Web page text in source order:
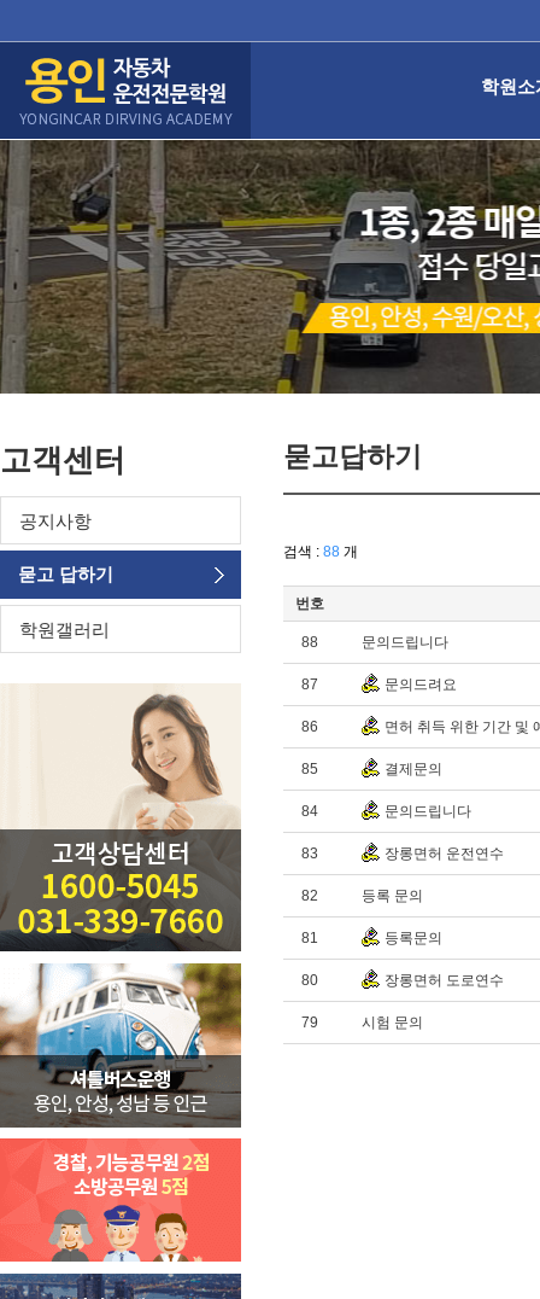
학원소
고객센터
공지사항
묻고 답하기
학원갤러리
묻고답하기
검색 : 88 개
번호
88 문의드립니다
87 문의드려요
86 면허 취득 위한 기간 및
85 결제문의
84 문의드립니다
83 장롱면허 운전연수
82 등록 문의
81 등록문의
80 장롱면허 도로연수
79 시험 문의